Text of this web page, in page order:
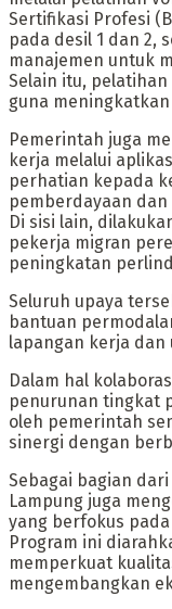
Sertifikasi Profesi
pada desil 1 dan 2,
manajemen untuk
Selain itu,
guna
Pemerintah juga
kerja melalui
perhatian kepada
pemberdayaan
Di sisi lain,
pekerja migran
peningkatan
Seluruh upaya
bantuan
lapangan kerja dan
Dalam hal
penurunan tingkat
oleh pemerintah
sinergi dengan
Sebagai bagian
Lampung juga
yang berfokus
Program ini
memperkuat
mengembangkan